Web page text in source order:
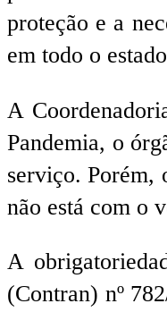
proteção e a
em todo o
A
Pandemia, o
serviço. Porém,
não está com o
A
(Contran) nº